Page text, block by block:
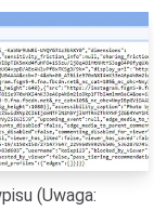
(Uwaga: